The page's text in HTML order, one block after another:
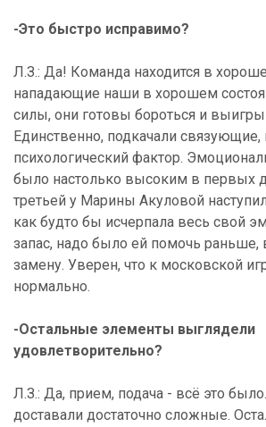
-Это быстро исправимо?
Л.З.: Да! Команда находится в
нападающие наши в хорошем
силы, они готовы бороться и
Единственно, подкачали связующие,
психологический фактор.
было настолько высоким в первых
третьей у Марины Акуловой
как будто бы исчерпала весь свой
запас, надо было ей помочь раньше,
замену. Уверен, что к московской
нормально.
-Остальные элементы выглядели
удовлетворительно?
Л.З.: Да, прием, подача - всё это
доставали достаточно сложные.